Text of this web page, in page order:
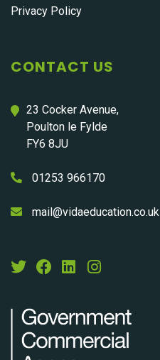
Privacy Policy
CONTACT US
23 Cocker Avenue,
Poulton le Fylde
FY6 8JU
01253 966170
mail@vidaeducation.co.uk